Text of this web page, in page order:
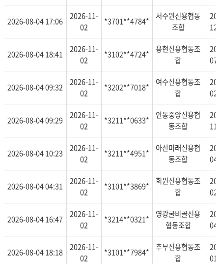
2026-08-04 17:06
2026-11-
02
*3701**4784*
서수원신용협동
조합
2026-08-04 18:41
2026-11-
02
*3102**4724*
용현신용협동조
합
2026-08-04 09:32
2026-11-
02
*3202**7018*
여수신용협동조
합
2026-08-04 09:29
2026-11-
02
*3211**0633*
안동중앙신용협
동조합
2026-08-04 10:23
2026-11-
02
*3211**4951*
아산미래신용협
동조합
2026-08-04 04:31
2026-11-
02
*3101**3869*
회원신용협동조
합
2026-08-04 16:47
2026-11-
02
*3214**0321*
영광굴비골신용
협동조합
2026-08-04 18:18
2026-11-
02
*3101**7984*
추부신용협동조
합